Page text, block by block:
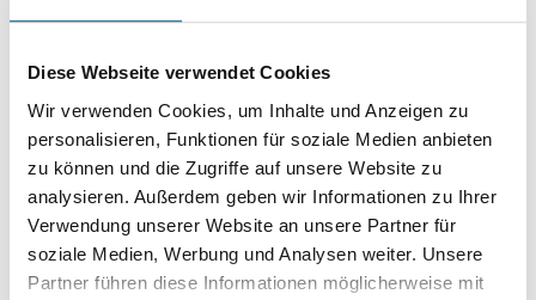
Diese Webseite verwendet Cookies
Wir verwenden Cookies, um Inhalte und Anzeigen zu
personalisieren, Funktionen für soziale Medien anbieten
zu können und die Zugriffe auf unsere Website zu
analysieren. Außerdem geben wir Informationen zu Ihrer
Verwendung unserer Website an unsere Partner für
soziale Medien, Werbung und Analysen weiter. Unsere
Partner führen diese Informationen möglicherweise mit
SOLIDAY-
Flex
Das manuell
aufrollbare
Saisonsegel
bis 65 m² für
SOLIDAY-
CS
Sonnensegel
mit neuer
Mastausrichtu
ng – für freie
SOLIDAY
Raffsegel
Die coole Art
der
Beschattung –
jetzt auch in